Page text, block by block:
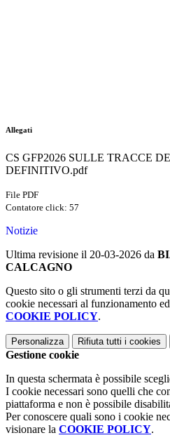
Allegati
CS GFP2026 SULLE TRACCE
DEFINITIVO.pdf
File PDF
Contatore click: 57
Notizie
Ultima revisione il 20-03-2026 da
CALCAGNO
Questo sito o gli strumenti terzi da
cookie necessari al funzionamento
COOKIE POLICY.
Personalizza Rifiuta tutti i cookies
Gestione cookie
In questa schermata è possibile
I cookie necessari sono quelli che
piattaforma e non è possibile
Per conoscere quali sono i cookie
visionare la COOKIE POLICY.